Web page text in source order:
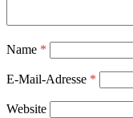
Name *
E-Mail-Adresse *
Website